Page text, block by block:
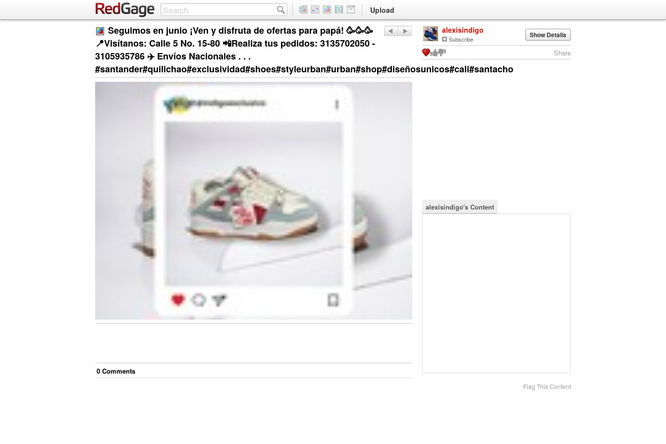
Upload
Seguimos en junio ¡Ven y disfruta de ofertas para papá! 🥳🥳🥳
📍Visítanos: Calle 5 No. 15-80 📲Realiza tus pedidos: 3135702050 -
3105935786 ✈️ Envíos Nacionales . . .
#santander#quilichao#exclusividad#shoes#styleurban#urban#shop#diseñosunicos#cali#santacho
0 Comments
alexisindigo
Subscribe Show Details
Share
alexisindigo's Content
Flag This Content